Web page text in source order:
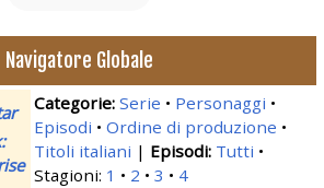
Navigatore Globale
Serie
Personaggi
Episodi
Ordine di produzione
Titoli italiani |
Tutti
Stagioni: 1 2 3
4